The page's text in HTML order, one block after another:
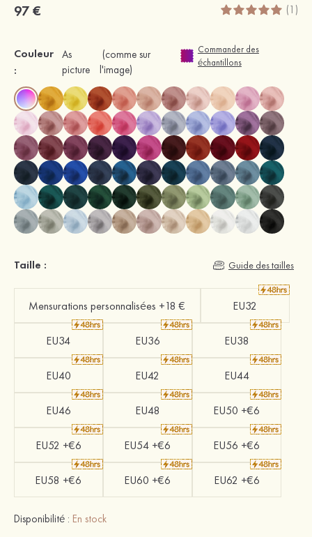
97 € (1)
Couleur
:
As
picture
(comme sur
l'image)
Commander des
échantillons
Taille : Guide des tailles
Mensurations personnalisées +18 € EU32
EU34 EU36 EU38
EU40 EU42 EU44
EU46 EU48 EU50 +€6
EU52 +€6 EU54 +€6 EU56 +€6
EU58 +€6 EU60 +€6 EU62 +€6
Disponibilité : En stock